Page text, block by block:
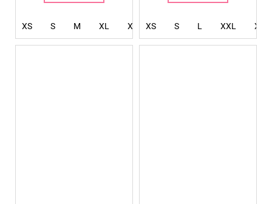
XS S M XL XXL XS S L XXL